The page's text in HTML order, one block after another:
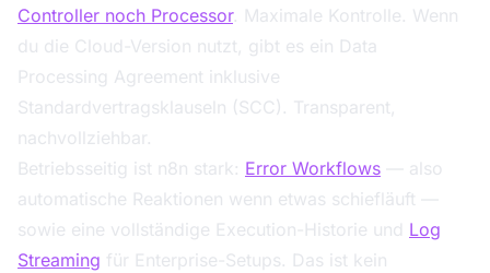
Controller noch Processor. Maximale Kontrolle. Wenn
du die Cloud-Version nutzt, gibt es ein Data
Processing Agreement inklusive
Standardvertragsklauseln (SCC). Transparent,
nachvollziehbar.
Betriebsseitig ist n8n stark: Error Workflows — also
automatische Reaktionen wenn etwas schiefläuft —
sowie eine vollständige Execution-Historie und Log
Streaming für Enterprise-Setups. Das ist kein